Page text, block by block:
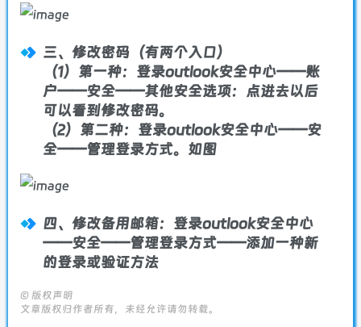
三、 修改密码（有两个入口）
（1）第一种：登录outlook安全中心——账
户——安全——其他安全选项：点进去以后
可以看到修改密码。
（2）第二种：登录outlook安全中心——安
全——管理登录方式。如图
四、 修改备用邮箱：登录outlook安全中心
——安全——管理登录方式——添加一种新
的登录或验证方法
© 版权声明
文章版权归作者所有，未经允许请勿转载。